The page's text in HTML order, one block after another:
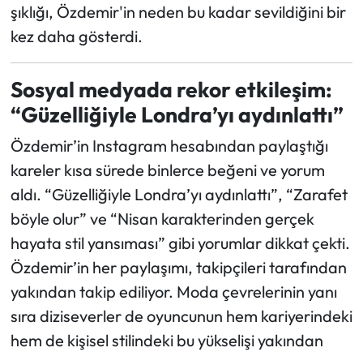
şıklığı, Özdemir'in neden bu kadar sevildiğini bir
kez daha gösterdi.
Sosyal medyada rekor etkileşim:
“Güzelliğiyle Londra’yı aydınlattı”
Özdemir’in Instagram hesabından paylaştığı
kareler kısa sürede binlerce beğeni ve yorum
aldı. “Güzelliğiyle Londra’yı aydınlattı”, “Zarafet
böyle olur” ve “Nisan karakterinden gerçek
hayata stil yansıması” gibi yorumlar dikkat çekti.
Özdemir’in her paylaşımı, takipçileri tarafından
yakından takip ediliyor. Moda çevrelerinin yanı
sıra diziseverler de oyuncunun hem kariyerindeki
hem de kişisel stilindeki bu yükselişi yakından